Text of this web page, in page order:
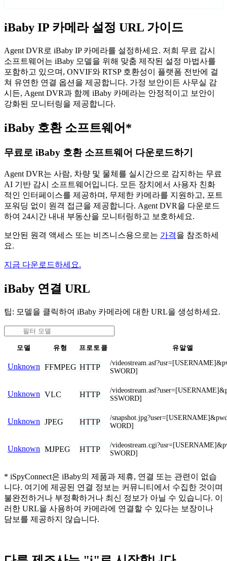
iBaby IP 카메라 설정 URL 가이드
Agent DVR로 iBaby IP 카메라를 설정하세요. 저희 무료 감시
소프트웨어는 iBaby 모델을 위해 맞춤 제작된 설정 마법사를
포함하고 있으며, ONVIF와 RTSP 호환성이 플랫폼 전반에 걸
쳐 유연한 연결 옵션을 제공합니다. 가정 보안이든 사무실 감
시든, Agent DVR과 함께 iBaby 카메라는 안정적이고 보안이
강화된 모니터링을 제공합니다.
iBaby 호환 소프트웨어*
무료로 iBaby 호환 소프트웨어 다운로드하기
Agent DVR는 사람, 차량 및 물체를 실시간으로 감지하는 무료
AI 기반 감시 소프트웨어입니다. 모든 장치에서 사용자 친화
적인 인터페이스를 제공하며, 무제한 카메라를 지원하고, 포트
포워딩 없이 원격 접근을 제공합니다. Agent DVR을 다운로드
하여 24시간 내내 부동산을 모니터링하고 보호하세요.
보안된 원격 액세스 또는 비즈니스용으로는 가격을 참조하세
요.
지금 다운로드하세요.
iBaby 연결 URL
팁: 모델을 클릭하여 iBaby 카메라에 대한 URL을 생성하세요.
모델 유형 프로토콜 유알엘
Unknown FFMPEG HTTP
/
SWORD]
Unknown VLC HTTP
/
SSWORD]
Unknown JPEG HTTP
/
WORD]
Unknown MJPEG HTTP
/
SWORD]
* iSpyConnect은 iBaby의 제품과 제휴, 연결 또는 관련이 없습
니다. 여기에 제공된 연결 정보는 커뮤니티에서 수집한 것이며
불완전하거나 부정확하거나 최신 정보가 아닐 수 있습니다. 이
러한 URL을 사용하여 카메라에 연결할 수 있다는 보장이나
담보를 제공하지 않습니다.